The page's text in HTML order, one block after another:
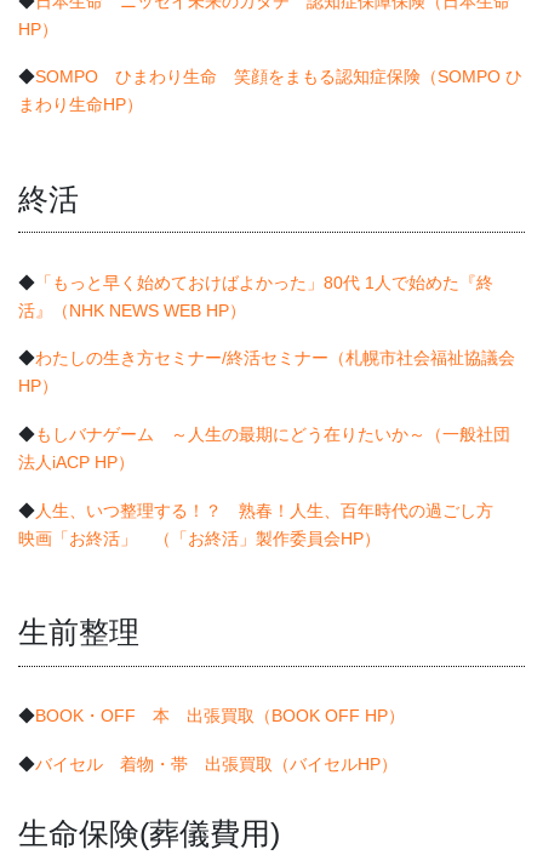
HP）
◆SOMPO ひまわり生命 笑顔をまもる認知症保険（SOMPO ひ
まわり生命HP）
終活
◆ 「もっと早く始めておけばよかった」80代 1人で始めた『終
活』（NHK NEWS WEB HP）
◆わたしの生き方セミナー/終活セミナー（札幌市社会福祉協議会
HP）
◆もしバナゲーム ～人生の最期にどう在りたいか～（一般社団
法人iACP HP）
◆人生、いつ整理する！？ 熟春！人生、百年時代の過ごし方
映画「お終活」 （「お終活」製作委員会HP）
生前整理
◆BOOK・OFF 本 出張買取（BOOK OFF HP）
◆バイセル 着物・帯 出張買取（バイセルHP）
生命保険(葬儀費用)